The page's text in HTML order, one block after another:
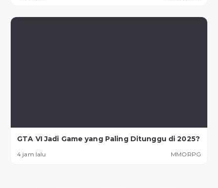
GTA VI Jadi Game yang Paling Ditunggu di 2025?
4 jam lalu MMORPG